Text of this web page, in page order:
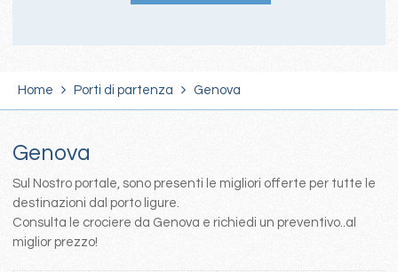
Home Porti di partenza Genova
Genova
Sul Nostro portale, sono presenti le migliori offerte per tutte le
destinazioni dal porto ligure.
Consulta le crociere da Genova e richiedi un preventivo..al
miglior prezzo!